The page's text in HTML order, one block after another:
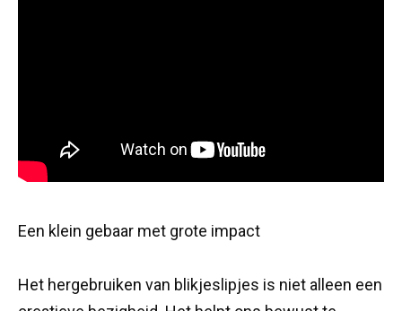
Een klein gebaar met grote impact
Het hergebruiken van blikjeslipjes is niet alleen een